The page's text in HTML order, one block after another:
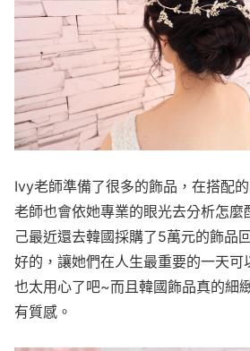
Ivy老師準備了很多的飾品，在搭配
老師也會依她專業的眼光去分析怎麼
己最近還去韓國採購了5萬元的飾品
好的，讓她們在人生最重要的一天可
也太用心了吧~而且韓國飾品真的細
有質感。